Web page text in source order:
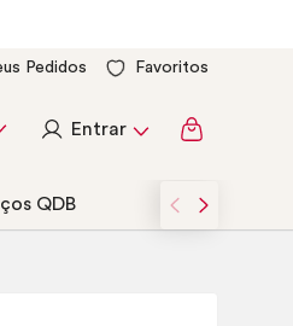
Pedidos Favoritos
Entrar
QDB